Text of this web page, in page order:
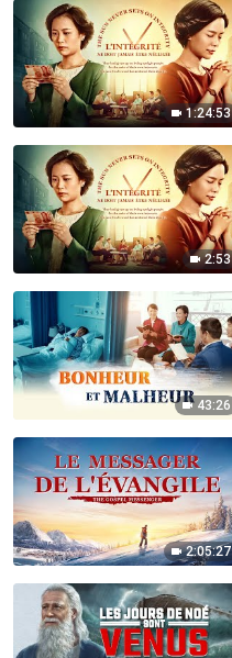
1:24:53
2:53
43:26
2:05:27